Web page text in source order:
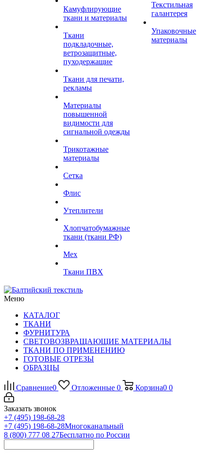
Камуфлирующие
ткани и материалы
Ткани
подкладочные,
ветрозащитные,
пуходержащие
Ткани для печати,
рекламы
Материалы
повышенной
видимости для
сигнальной одежды
Трикотажные
материалы
Сетка
Флис
Утеплители
Хлопчатобумажные
ткани (ткани РФ)
Мех
Ткани ПВХ
Текстильная
галантерея
Упаковочные
материалы
Меню
КАТАЛОГ
ТКАНИ
ФУРНИТУРА
СВЕТОВОЗВРАЩАЮЩИЕ МАТЕРИАЛЫ
ТКАНИ ПО ПРИМЕНЕНИЮ
ГОТОВЫЕ ОТРЕЗЫ
ОБРАЗЦЫ
Сравнение0 Отложенные 0 Корзина0 0
Заказать звонок
+7 (495) 198-68-28
+7 (495) 198-68-28Многоканальный
8 (800) 777 08 27Бесплатно по России